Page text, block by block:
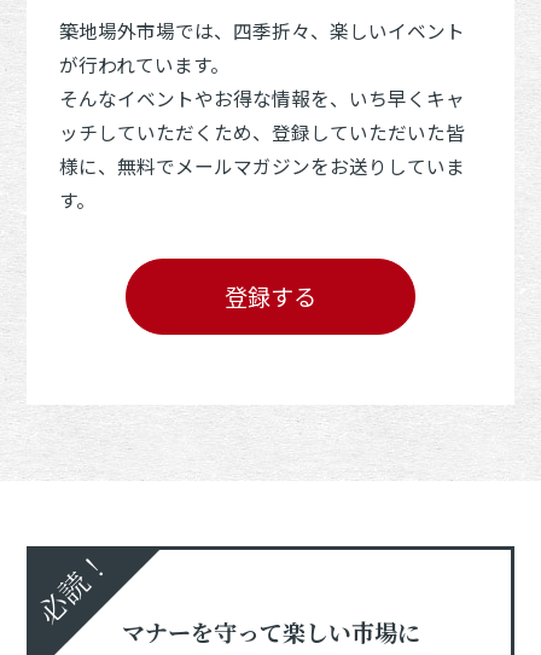
築地場外市場では、四季折々、楽しいイベント
が行われています。
そんなイベントやお得な情報を、いち早くキャ
ッチしていただくため、登録していただいた皆
様に、無料でメールマガジンをお送りしていま
す。
登録する
必読！
マナーを守って楽しい市場に